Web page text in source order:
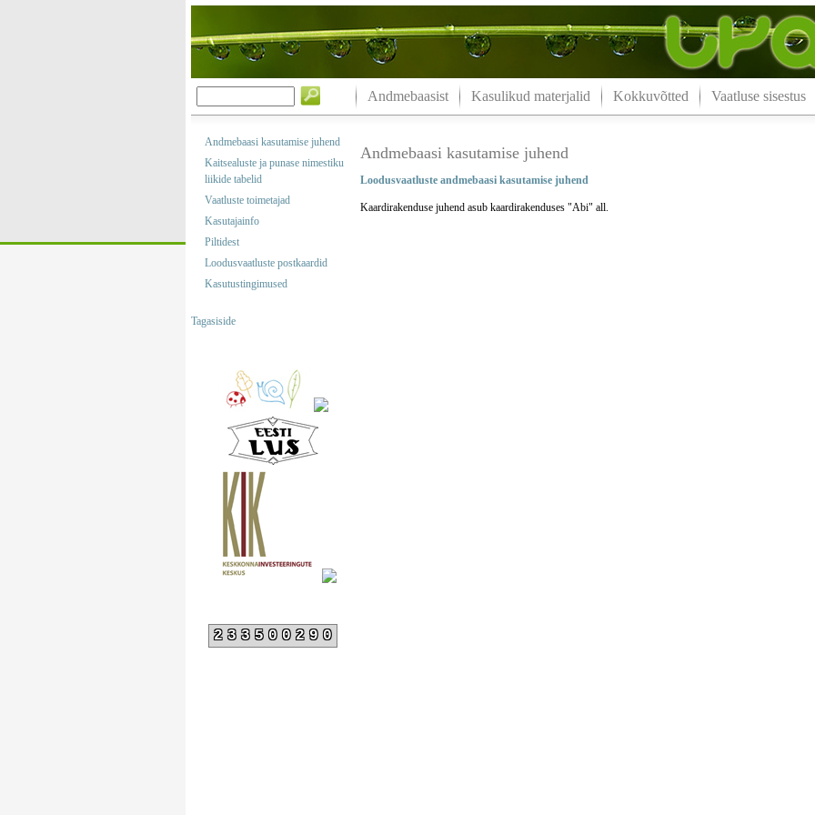
Andmebaasist Kasulikud materjalid Kokkuvõtted Vaatluse sisestus
Andmebaasi kasutamise juhend
Kaitsealuste ja punase nimestiku
liikide tabelid
Vaatluste toimetajad
Kasutajainfo
Piltidest
Loodusvaatluste postkaardid
Kasutustingimused
Tagasiside
233500290
Andmebaasi kasutamise juhend
Loodusvaatluste andmebaasi kasutamise juhend
Kaardirakenduse juhend asub kaardirakenduses "Abi" all.